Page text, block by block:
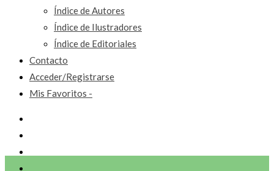
Índice de Autores
Índice de Ilustradores
Índice de Editoriales
Contacto
Acceder/Registrarse
Mis Favoritos -